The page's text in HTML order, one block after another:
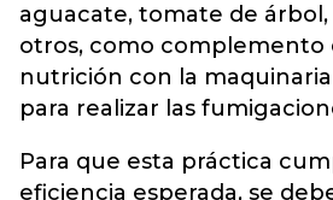
aguacate, tomate de
otros, como complemento
nutrición con la
para realizar las
Para que esta práctica
eficiencia esperada, se